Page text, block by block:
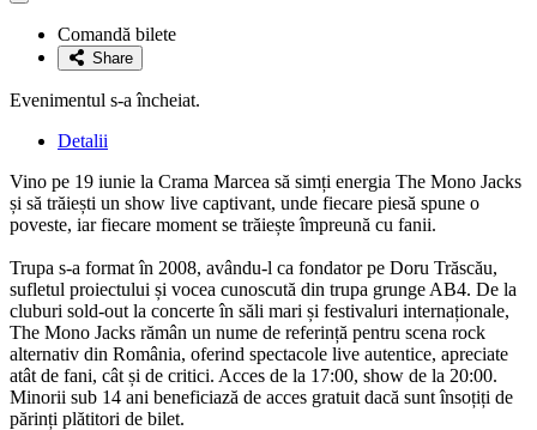
Adaugă
favoriteComandă bilete
Share
Evenimentul s-a încheiat.
Detalii
Vino pe 19 iunie la Crama Marcea să simți energia The Mono Jacks
și să trăiești un show live captivant, unde fiecare piesă spune o
poveste, iar fiecare moment se trăiește împreună cu fanii.
Trupa s-a format în 2008, avându-l ca fondator pe Doru Trăscău,
sufletul proiectului și vocea cunoscută din trupa grunge AB4. De la
cluburi sold-out la concerte în săli mari și festivaluri internaționale,
The Mono Jacks rămân un nume de referință pentru scena rock
alternativ din România, oferind spectacole live autentice, apreciate
atât de fani, cât și de critici. Acces de la 17:00, show de la 20:00.
Minorii sub 14 ani beneficiază de acces gratuit dacă sunt însoțiți de
părinți plătitori de bilet.